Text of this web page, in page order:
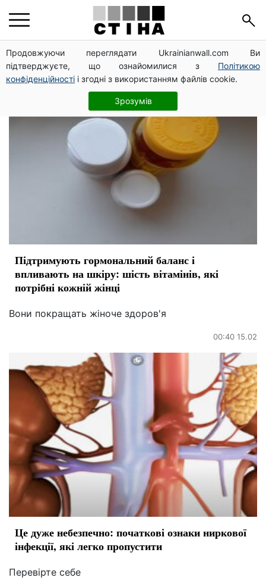
Продовжуючи переглядати Ukrainianwall.com Ви
підтверджуєте, що ознайомилися з Політикою
конфіденційності і згодні з використанням файлів cookie.
Зрозумів
женское здоровье
Підтримують гормональний баланс і
впливають на шкіру: шість вітамінів, які
потрібні кожній жінці
Вони покращать жіноче здоров'я
00:40 15.02
Це дуже небезпечно: початкові ознаки ниркової
інфекції, які легко пропустити
Перевірте себе